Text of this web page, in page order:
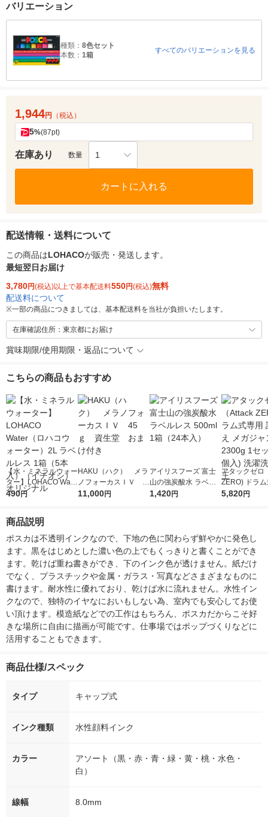
バリエーション
種類： 8色セット
本数： 1箱
すべてのバリエーションを見る
1,944円 （税込）
5%(87pt)
在庫あり 数量 1
カートに入れる
配送情報・送料について
この商品はLOHACOが販売・発送します。
最短翌日お届け
3,780円(税込)以上で基本配送料550円(税込)無料
配送料について
※一部の商品につきましては、基本配送料を当社が負担いたします。
在庫確認住所：東京都にお届け
賞味期限/使用期限・返品について
こちらの商品もおすすめ
【水・ミネラルウォー
ター】LOHACO Wate
r（ロハコウォータ
シ） オリジナル
490円
HAKU（ハク） メラ
ノフォーカスＩＶ 4
5ｇ 資生堂 おまけ
11,000円
アイリスフーズ 富士
山の強炭酸水 ラベル
レス 500ml 1箱（24
1,420円
アタックゼロ
ZERO) ドラ
詰め替え メガ
5,820円
商品説明
ポスカは不透明インクなので、下地の色に関わらず鮮やかに発色し
ます。黒をはじめとした濃い色の上でもくっきりと書くことができ
ます。乾けば重ね書きができ、下のインク色が透けません。紙だけ
でなく、プラスチックや金属・ガラス・写真などさまざまなものに
書けます。耐水性に優れており、乾けば水に流れません。水性イン
クなので、独特のイヤなにおいもしない為、室内でも安心してお使
い頂けます。模造紙などでの工作はもちろん、ポスカだからこそ好
きな場所に自由に描画が可能です。仕事場ではポップづくりなどに
活用することもできます。
商品仕様/スペック
タイプ キャップ式
インク種類 水性顔料インク
カラー
アソート（黒・赤・青・緑・黄・桃・水色・
白）
線幅 8.0mm